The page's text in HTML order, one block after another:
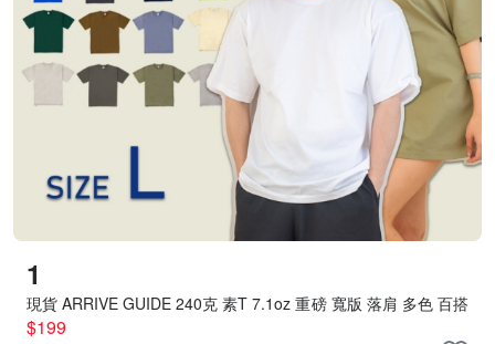
1
現貨 ARRIVE GUIDE 240克 素T 7.1oz 重磅 寬版 落肩 多色 百搭
短T 男女 AG24000- L號賣場
$199